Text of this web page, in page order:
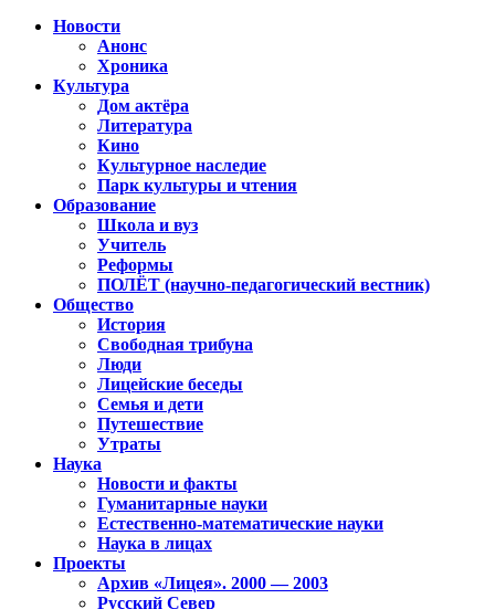
Новости
Анонс
Хроника
Культура
Дом актёра
Литература
Кино
Культурное наследие
Парк культуры и чтения
Образование
Школа и вуз
Учитель
Реформы
ПОЛЁТ (научно-педагогический вестник)
Общество
История
Свободная трибуна
Люди
Лицейские беседы
Семья и дети
Путешествие
Утраты
Наука
Новости и факты
Гуманитарные науки
Естественно-математические науки
Наука в лицах
Проекты
Архив «Лицея». 2000 — 2003
Русский Север